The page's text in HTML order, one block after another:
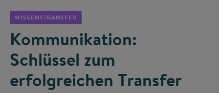
WISSENSTRANSFER
Kommunikation:
Schlüssel zum
erfolgreichen Transfer